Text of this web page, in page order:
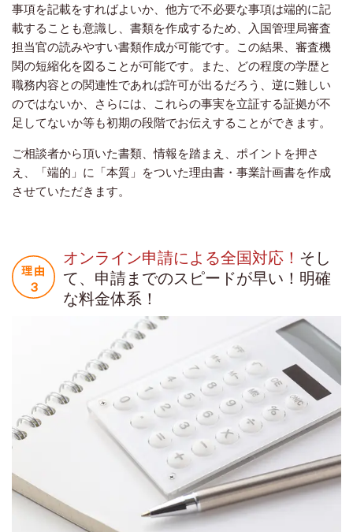
事項を記載をすればよいか、他方で不必要な事項は端的に記
載することも意識し、書類を作成するため、入国管理局審査
担当官の読みやすい書類作成が可能です。この結果、審査機
関の短縮化を図ることが可能です。また、どの程度の学歴と
職務内容との関連性であれば許可が出るだろう、逆に難しい
のではないか、さらには、これらの事実を立証する証拠が不
足してないか等も初期の段階でお伝えすることができます。
ご相談者から頂いた書類、情報を踏まえ、ポイントを押さ
え、「端的」に「本質」をついた理由書・事業計画書を作成
させていただきます。
オンライン申請による全国対応！ そし
て、申請までのスピードが早い！明確
な料金体系！